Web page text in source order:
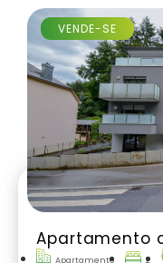
Apartamento
Apartamento 2
VENDE-SE